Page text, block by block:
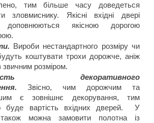
тим більше часу доведеться
зловмиснику. Якісні вхідні двері
доповнюються якісною дорогою
Вироби нестандартного розміру чи
коштувати трохи дорожче, аніж
звичним розміром.
декоративного
Звісно, чим дорожчим та
є зовнішнє декорування, тим
буде вартість вхідних дверей.  У
можна замовити полотна із